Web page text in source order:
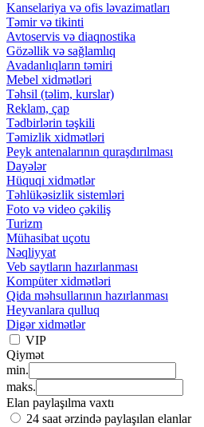
Kanselariya və ofis ləvazimatları
Təmir və tikinti
Avtoservis və diaqnostika
Gözəllik və sağlamlıq
Avadanlıqların təmiri
Mebel xidmətləri
Təhsil (təlim, kurslar)
Reklam, çap
Tədbirlərin təşkili
Təmizlik xidmətləri
Peyk antenalarının quraşdırılması
Dayələr
Hüquqi xidmətlər
Təhlükəsizlik sistemləri
Foto və video çəkiliş
Turizm
Mühasibat uçotu
Nəqliyyat
Veb saytların hazırlanması
Kompüter xidmətləri
Qida məhsullarının hazırlanması
Heyvanlara qulluq
Digər xidmətlər
VIP
Qiymət
min.
maks.
Elan paylaşılma vaxtı
24 saat ərzində paylaşılan elanlar